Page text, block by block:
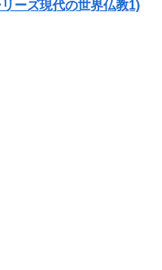
ーズ現代の世界仏教1)